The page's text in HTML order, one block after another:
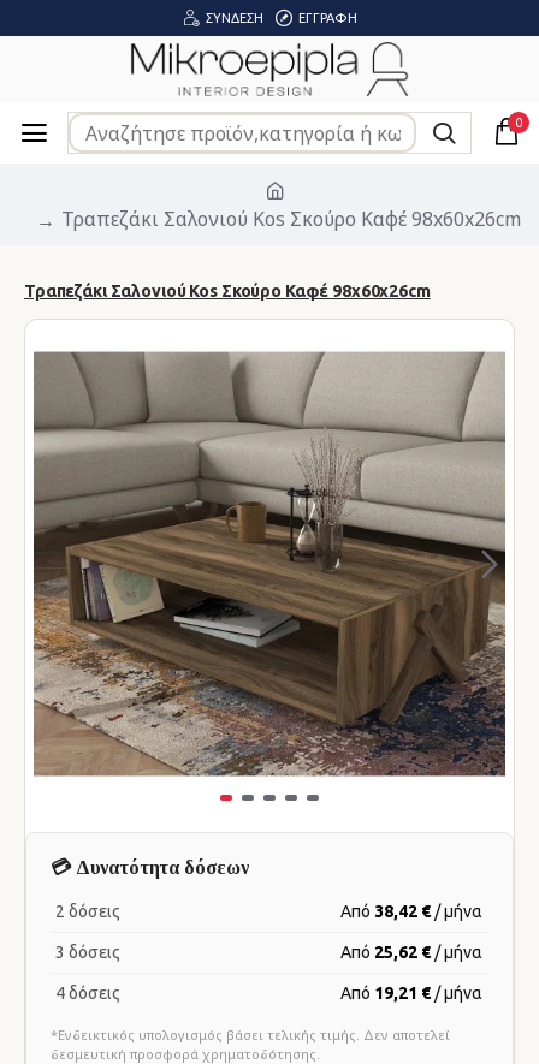
ΣΎΝΔΕΣΗ ΕΓΓΡΑΦΉ
0
Τραπεζάκι Σαλονιού Kos Σκούρο Καφέ 98x60x26cm
Τραπεζάκι Σαλονιού Kos Σκούρο Καφέ 98x60x26cm
💳 Δυνατότητα δόσεων
2 δόσεις Από 38,42 € / μήνα
3 δόσεις Από 25,62 € / μήνα
4 δόσεις Από 19,21 € / μήνα
*Ενδεικτικός υπολογισμός βάσει τελικής τιμής. Δεν αποτελεί
δεσμευτική προσφορά χρηματοδότησης.